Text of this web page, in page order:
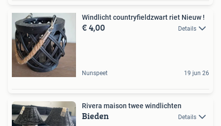
Windlicht countryfieldzwart riet Nieuw !
€ 4,00 Details
Nunspeet 19 jun 26
Rivera maison twee windlichten
Bieden Details